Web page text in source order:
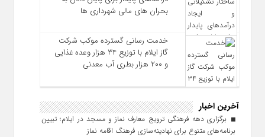
بحران‌ های مالی شهرداری‌ ها
خدمت رسانی گسترده موکب شرکت
گاز ایلام با توزیع ۳۴ هزار وعده غذایی
و ۲۰۰ هزار بطری آب معدنی
آخرین اخبار
برگزاری دهه فرهنگی ترویج معارف نماز و مسجد در ایلام؛ تبیین
برنامه‌های متنوع برای نهادینه‌سازی فرهنگ اقامه نماز